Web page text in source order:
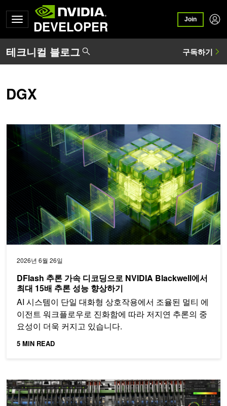
DEVELOPER Join
DGX
2026년 6월 26일
DFlash 추론 가속 디코딩으로 NVIDIA Blackwell에서
최대 15배 추론 성능 향상하기
AI 시스템이 단일 대화형 상호작용에서 조율된 멀티 에
이전트 워크플로우로 진화함에 따라 저지연 추론의 중
요성이 더욱 커지고 있습니다.
5 MIN READ
DFlash 추론 가속 디코딩으로 NVIDIA Blackwell에서 최대 15배
실시간 GPU 플릿 가시성과 최적화를 위한 NVIDIA Fleet